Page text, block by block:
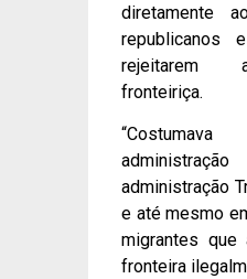
diretamente
republicanos
rejeitarem
fronteiriça.
administração
e até mesmo
migrantes que
fronteira